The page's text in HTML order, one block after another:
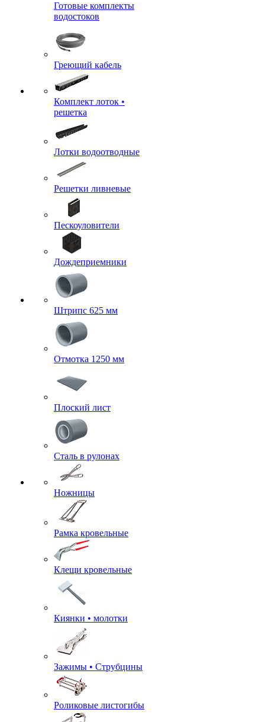
Готовые комплекты
водостоков
Греющий кабель
Комплект лоток •
решетка
Лотки водоотводные
Решетки ливневые
Пескоуловители
Дождеприемники
Штрипс 625 мм
Отмотка 1250 мм
Плоский лист
Сталь в рулонах
Ножницы
Рамка кровельные
Клещи кровельные
Киянки • молотки
Зажимы • Струбцины
Роликовые листогибы